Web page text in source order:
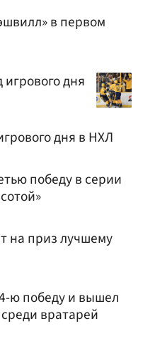
в первом
дня
дня в НХЛ
победу в серии
на приз лучшему
ю победу и вышел
вратарей